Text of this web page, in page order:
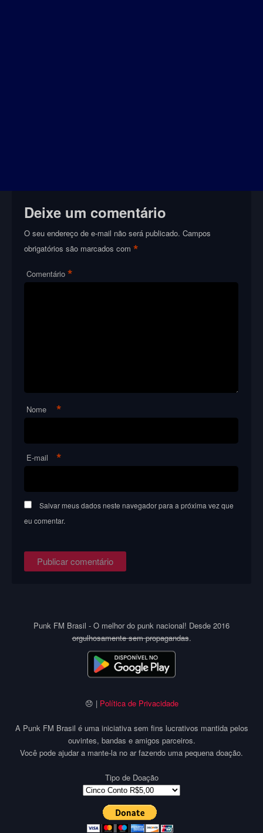
Deixe um comentário
O seu endereço de e-mail não será publicado. Campos
obrigatórios são marcados com*
Comentário *
Nome *
E-mail *
Salvar meus dados neste navegador para a próxima vez que
eu comentar.
Punk FM Brasil - O melhor do punk nacional! Desde 2016
orgulhosamente sem propagandas.
😞 | Política de Privacidade
A Punk FM Brasil é uma iniciativa sem fins lucrativos mantida pelos
ouvintes, bandas e amigos parceiros.
Você pode ajudar a mante-la no ar fazendo uma pequena doação.
Tipo de Doação